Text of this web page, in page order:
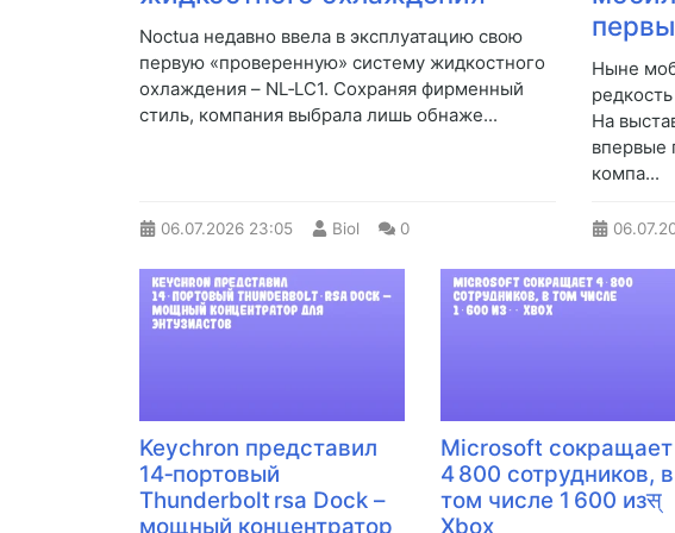
Noctua недавно ввела в эксплуатацию свою
первую «проверенную» систему жидкостного
охлаждения – NL‑LC1. Сохраняя фирменный
стиль, компания выбрала лишь обнаже...
06.07.2026 23:05 Biol 0
Ныне
На
впервые
компа...
Keychron представил
14‑портовый
Thunderbolt rsa Dock –
мощный концентратор
Microsoft сокращает
4 800 сотрудников, в
том числе 1 600 изस्
Xbox